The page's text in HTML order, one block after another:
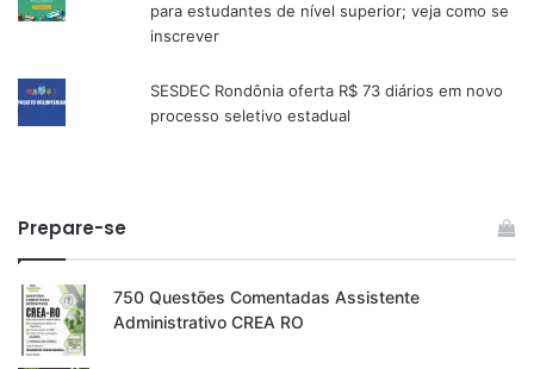
para estudantes de nível superior; veja como se
inscrever
SESDEC Rondônia oferta R$ 73 diários em novo
processo seletivo estadual
Prepare-se
750 Questões Comentadas Assistente
Administrativo CREA RO